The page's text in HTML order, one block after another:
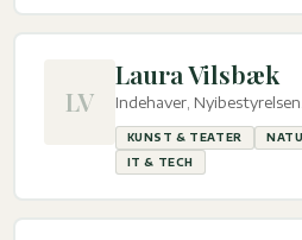
LV
Laura Vilsbæk
Indehaver,
KUNST & TEATER
IT & TECH